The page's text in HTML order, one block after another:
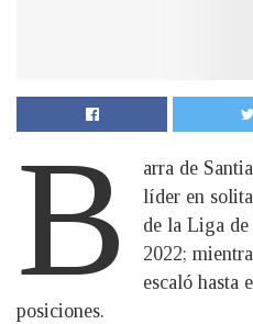
B
arra de
líder en
de la Liga
2022;
escaló hasta
posiciones.